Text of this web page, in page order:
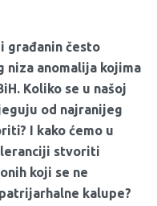
građanin često
niza anomalija kojima
Koliko se u našoj
od najranijeg
I kako ćemo u
stvoriti
koji se ne
kalupe?